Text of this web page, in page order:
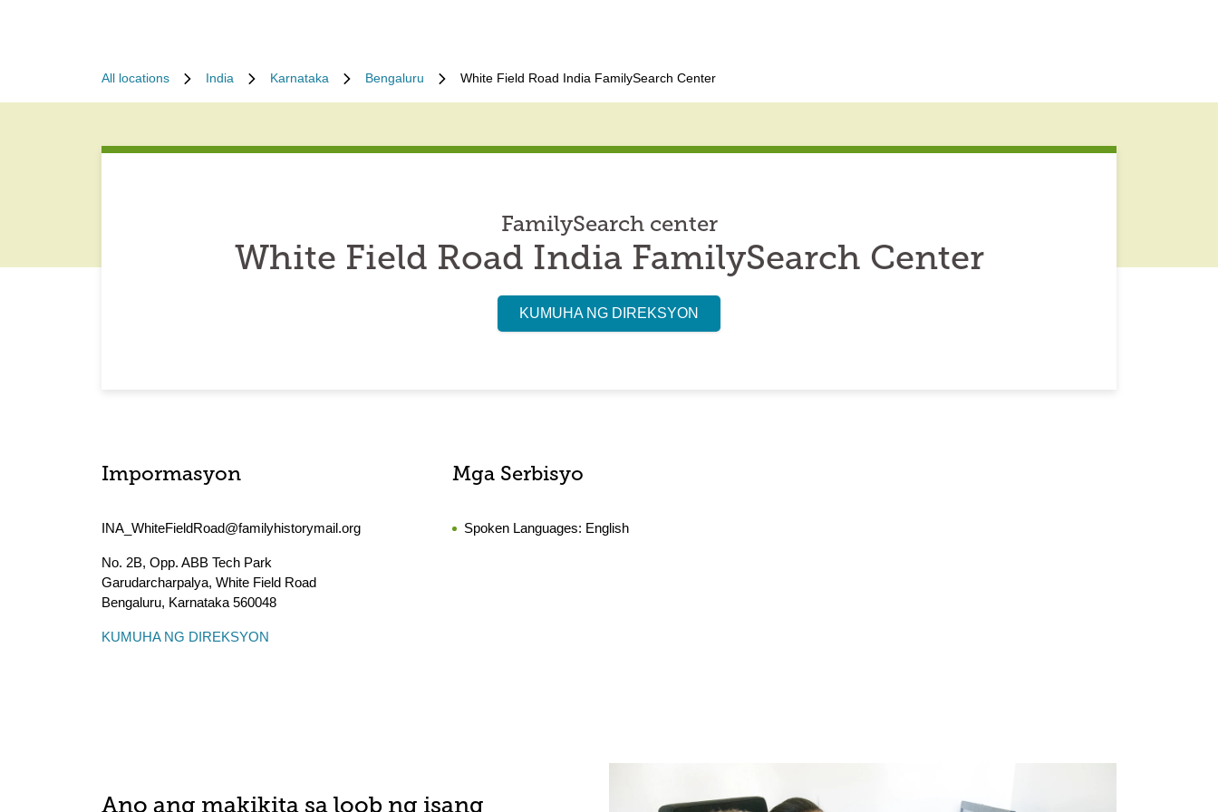
All locations India Karnataka Bengaluru White Field Road India FamilySearch Center
FamilySearch center
White Field Road India FamilySearch Center
KUMUHA NG DIREKSYON
Impormasyon
INA_WhiteFieldRoad@familyhistorymail.org
No. 2B, Opp. ABB Tech Park
Garudarcharpalya, White Field Road
Bengaluru, Karnataka 560048
KUMUHA NG DIREKSYON
Mga Serbisyo
Spoken Languages: English
Ano ang makikita sa loob ng isang